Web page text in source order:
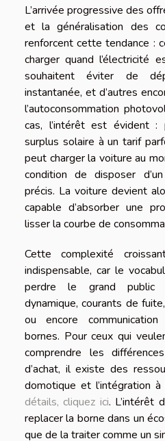
L’arrivée progressive des
et la généralisation des
renforcent cette tendance :
charger quand l’électricité
souhaitent éviter de
instantanée, et d’autres
l’autoconsommation
cas, l’intérêt est évident :
surplus solaire à un tarif
peut charger la voiture au
condition de disposer
précis. La voiture devient
capable d’absorber une
lisser la courbe de
Cette complexité
indispensable, car le
perdre le grand public
dynamique, courants de
ou encore
bornes. Pour ceux qui
comprendre les
d’achat, il existe des
domotique et l’intégration à
détails, cliquez ici. L’intérêt
replacer la borne dans un
que de la traiter comme un